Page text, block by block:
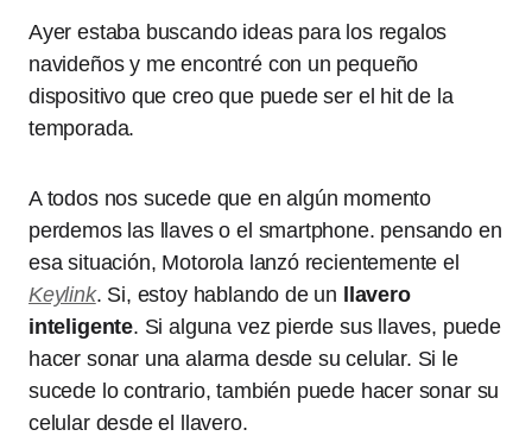
Ayer estaba buscando ideas para los regalos
navideños y me encontré con un pequeño
dispositivo que creo que puede ser el hit de la
temporada.
A todos nos sucede que en algún momento
perdemos las llaves o el smartphone. pensando en
esa situación, Motorola lanzó recientemente el
Keylink. Si, estoy hablando de un
llavero
inteligente. Si alguna vez pierde sus llaves, puede
hacer sonar una alarma desde su celular. Si le
sucede lo contrario, también puede hacer sonar su
celular desde el llavero.